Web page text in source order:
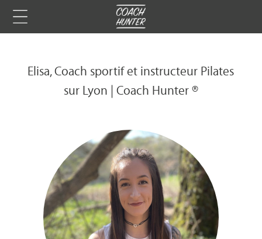
Elisa, Coach sportif et instructeur Pilates
sur Lyon | Coach Hunter ®